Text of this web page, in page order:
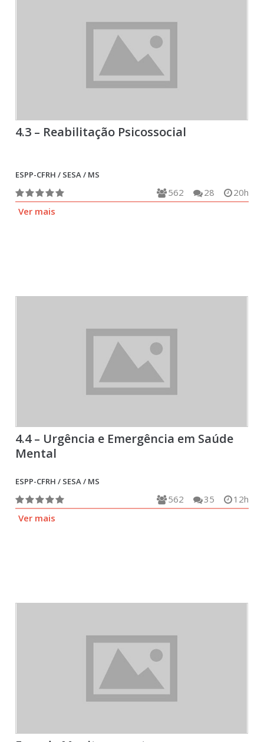
4.3 – Reabilitação Psicossocial
ESPP-CFRH / SESA / MS
20h
28
562
Ver mais
4.4 – Urgência e Emergência em Saúde
Mental
ESPP-CFRH / SESA / MS
12h
35
562
Ver mais